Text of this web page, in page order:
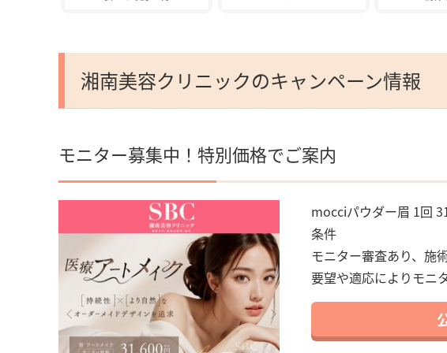
湘南美容クリニックのキャンペーン情報
モニター募集中！特別価格でご案内
mocciパウダー眉 1回
条件
モニター審査あり、施
要望や適応によりモニ